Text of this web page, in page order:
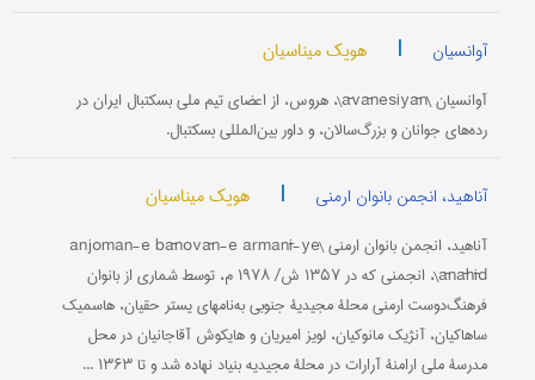
آوانسیان | هویک میناسیان
آوانسیان \āvānesiyān\، هروس، از اعضای تیم ملی بسکتبال ایران در
رده‌های جوانان و بزرگ‌سالان، و داور بین‌المللی بسکتبال.
آناهید، انجمن بانوان ارمنی | هویک میناسیان
آناهید، انجمن بانوان ارمنی \anjoman-e bānovān-e armanī-ye
ānāhīd\، انجمنی که در ۱۳۵۷ ش/ ۱۹۷۸ م، توسط شماری از بانوان
فرهنگ‌دوست ارمنی محلۀ مجیدیۀ جنوبی به‌نامهای یستر حقیان، هاسمیک
ساهاکیان، آنژیک مانوکیان، لویز امیریان و هایکوش آقاجانیان در محل
مدرسۀ ملی ارامنۀ آرارات در محلۀ مجیدیه بنیاد نهاده شد و تا ۱۳۶۳ ...